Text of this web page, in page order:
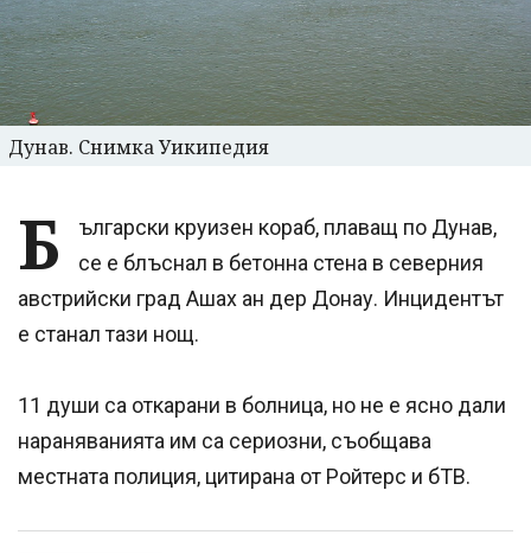
Дунав. Снимка Уикипедия
Б
ългарски круизен кораб, плаващ по Дунав,
се е блъснал в бетонна стена в северния
австрийски град Ашах ан дер Донау. Инцидентът
е станал тази нощ.
11 души са откарани в болница, но не е ясно дали
нараняванията им са сериозни, съобщава
местната полиция, цитирана от Ройтерс и бТВ.